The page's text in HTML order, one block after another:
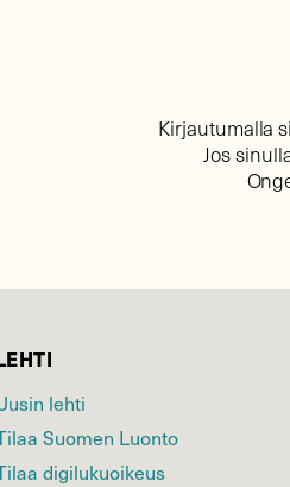
Kirjautumalla
Jos
lehti
Suomen Luonto
digilukuoikeus